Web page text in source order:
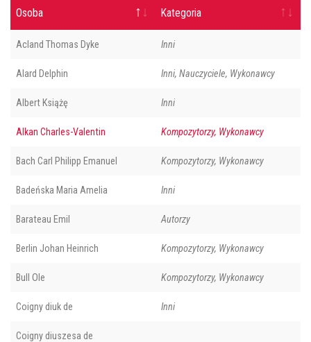
Osoba Kategoria
Acland Thomas Dyke Inni
Alard Delphin Inni, Nauczyciele, Wykonawcy
Albert Książę Inni
Alkan Charles-Valentin Kompozytorzy, Wykonawcy
Bach Carl Philipp Emanuel Kompozytorzy, Wykonawcy
Badeńska Maria Amelia Inni
Barateau Emil Autorzy
Berlin Johan Heinrich Kompozytorzy, Wykonawcy
Bull Ole Kompozytorzy, Wykonawcy
Coigny diuk de Inni
Coigny diuszesa de